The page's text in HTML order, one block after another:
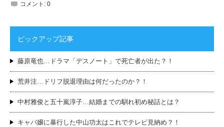
コメント: 0
ピックアップ記事
藤原竜也…ドラマ「デスノート」で死亡者が出た？！
荒井注…ドリフ脱退理由は何だったのか？！
中村雅俊と五十嵐淳子…結婚までの馴れ初め秘話とは？
キャバ嬢に暴行した中山功太はこれでテレビ見納め？！